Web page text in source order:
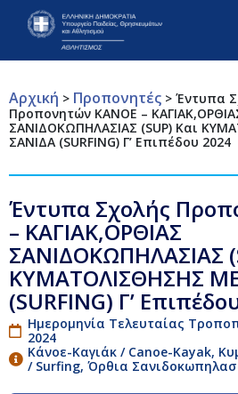
Αρχική > Προπονητές > Έντυπα
Προπονητών ΚΑΝΟΕ –
ΣΑΝΙΔΟΚΩΠΗΛΑΣΙΑΣ (SUP) Και
ΣΑΝΙΔΑ (SURFING) Γ’ Επιπέδου 2024
Έντυπα Σχολής
– ΚΑΓΙΑΚ,ΟΡΘΙΑΣ
ΣΑΝΙΔΟΚΩΠΗΛΑΣΙΑΣ
ΚΥΜΑΤΟΛΙΣΘΗΣΗΣ
(SURFING) Γ’
Ημερομηνία Τελευταίας
2024
Κάνοε-Καγιάκ / Canoe-Kayak,
/ Surfing, Όρθια